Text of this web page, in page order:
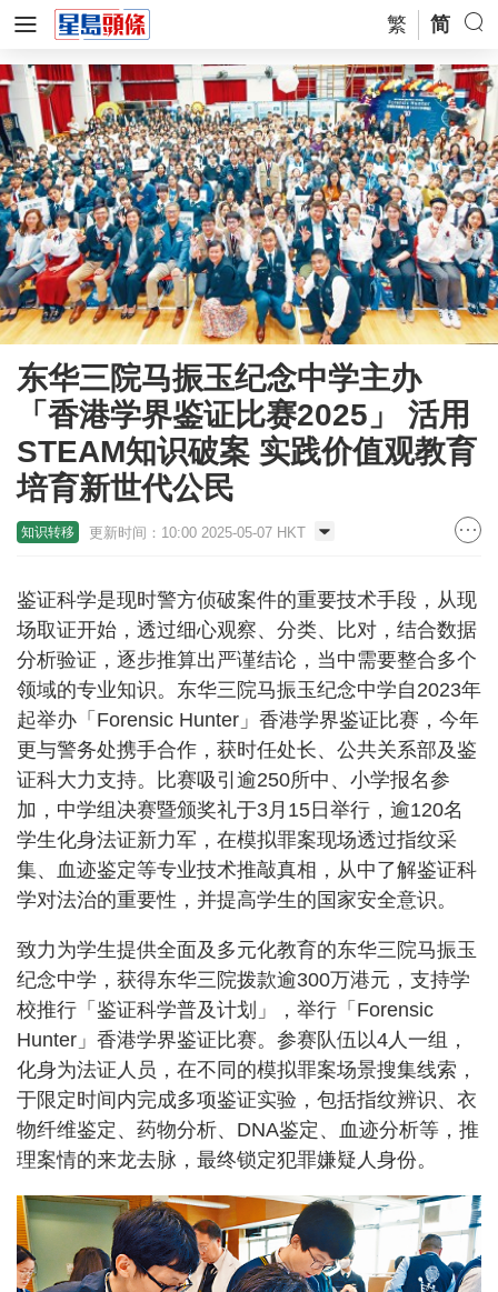
繁 简
东华三院马振玉纪念中学主办
「香港学界鉴证比赛2025」 活用
STEAM知识破案 实践价值观教育
培育新世代公民
知识转移 更新时间：10:00 2025-05-07 HKT
鉴证科学是现时警方侦破案件的重要技术手段，从现
场取证开始，透过细心观察、分类、比对，结合数据
分析验证，逐步推算出严谨结论，当中需要整合多个
领域的专业知识。东华三院马振玉纪念中学自2023年
起举办「Forensic Hunter」香港学界鉴证比赛，今年
更与警务处携手合作，获时任处长、公共关系部及鉴
证科大力支持。比赛吸引逾250所中、小学报名参
加，中学组决赛暨颁奖礼于3月15日举行，逾120名
学生化身法证新力军，在模拟罪案现场透过指纹采
集、血迹鉴定等专业技术推敲真相，从中了解鉴证科
学对法治的重要性，并提高学生的国家安全意识。
致力为学生提供全面及多元化教育的东华三院马振玉
纪念中学，获得东华三院拨款逾300万港元，支持学
校推行「鉴证科学普及计划」，举行「Forensic
Hunter」香港学界鉴证比赛。参赛队伍以4人一组，
化身为法证人员，在不同的模拟罪案场景搜集线索，
于限定时间内完成多项鉴证实验，包括指纹辨识、衣
物纤维鉴定、药物分析、DNA鉴定、血迹分析等，推
理案情的来龙去脉，最终锁定犯罪嫌疑人身份。